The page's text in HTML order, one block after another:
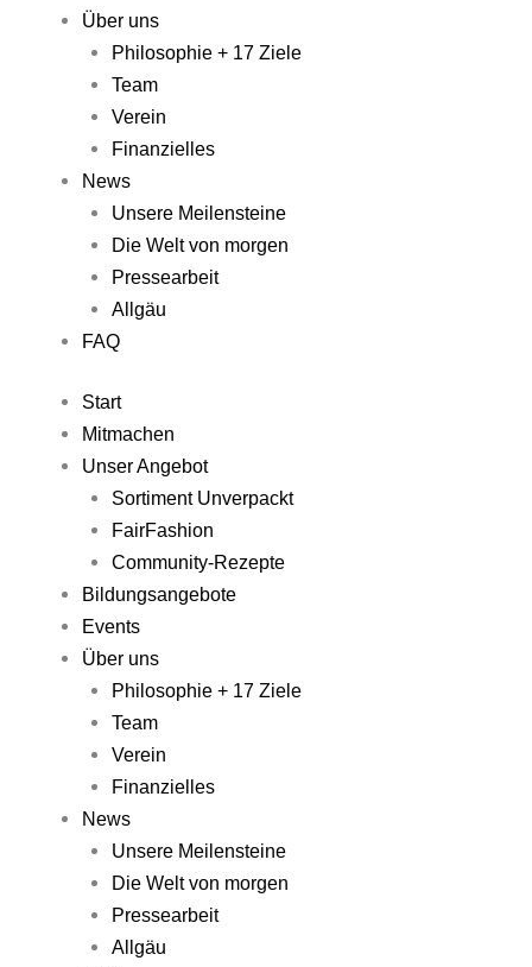
Über uns
Philosophie + 17 Ziele
Team
Verein
Finanzielles
News
Unsere Meilensteine
Die Welt von morgen
Pressearbeit
Allgäu
FAQ
Start
Mitmachen
Unser Angebot
Sortiment Unverpackt
FairFashion
Community-Rezepte​
Bildungsangebote
Events
Über uns
Philosophie + 17 Ziele
Team
Verein
Finanzielles
News
Unsere Meilensteine
Die Welt von morgen
Pressearbeit
Allgäu